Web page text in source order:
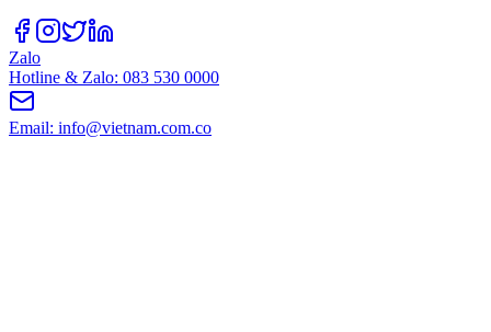
Zalo
Hotline & Zalo: 083 530 0000
Email: info@vietnam.com.co